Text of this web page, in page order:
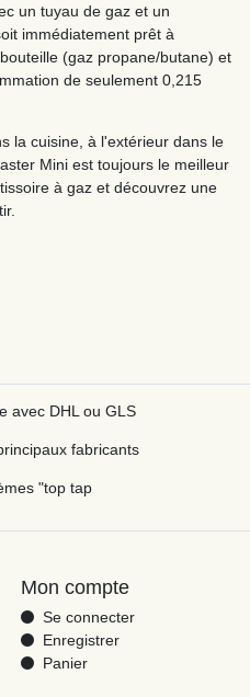
un tuyau de gaz et un
immédiatement prêt à
(gaz propane/butane) et
de seulement 0,215
la cuisine, à l'extérieur dans le
Mini est toujours le meilleur
à gaz et découvrez une
avec DHL ou GLS
fabricants
"top tap
Mon compte
Se connecter
Enregistrer
Panier